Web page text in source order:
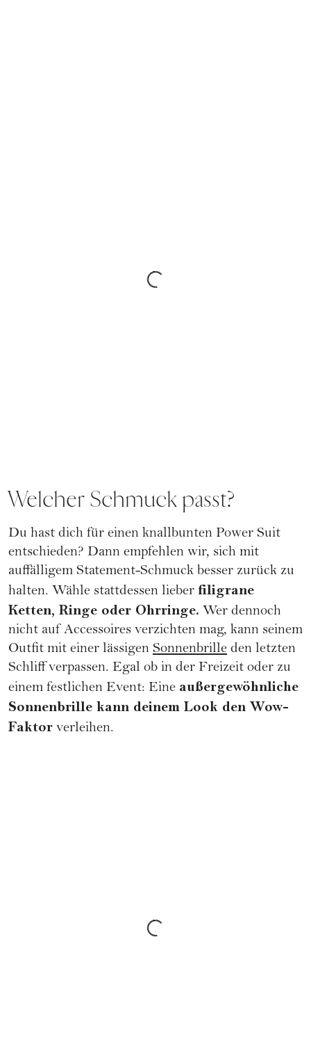
Welcher Schmuck passt?
Du hast dich für einen knallbunten Power Suit
entschieden? Dann empfehlen wir, sich mit
auffälligem Statement-Schmuck besser zurück zu
halten. Wähle stattdessen lieber filigrane
Ketten, Ringe oder Ohrringe. Wer dennoch
nicht auf Accessoires verzichten mag, kann seinem
Outfit mit einer lässigen Sonnenbrille den letzten
Schliff verpassen. Egal ob in der Freizeit oder zu
einem festlichen Event: Eine außergewöhnliche
Sonnenbrille kann deinem Look den Wow-
Faktor verleihen.